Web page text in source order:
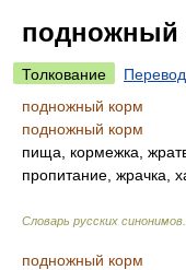
подножный
Толкование
Перевод
подножный корм
подножный корм
пища, кормежка,
пропитание, жрачка,
Словарь русских синонимов
подножный корм